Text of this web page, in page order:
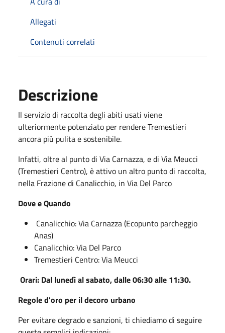
Allegati
Contenuti correlati
Descrizione
Il servizio di raccolta degli abiti usati viene
ulteriormente potenziato per rendere Tremestieri
ancora più pulita e sostenibile.
Infatti, oltre al punto di Via Carnazza, e di Via Meucci
(Tremestieri Centro), è attivo un altro punto di raccolta,
nella Frazione di Canalicchio, in Via Del Parco
Dove e Quando
Canalicchio: Via Carnazza (Ecopunto parcheggio
Anas)
Canalicchio: Via Del Parco
Tremestieri Centro: Via Meucci
Orari: Dal lunedì al sabato, dalle 06:30 alle 11:30.
Regole d'oro per il decoro urbano
Per evitare degrado e sanzioni, ti chiediamo di seguire